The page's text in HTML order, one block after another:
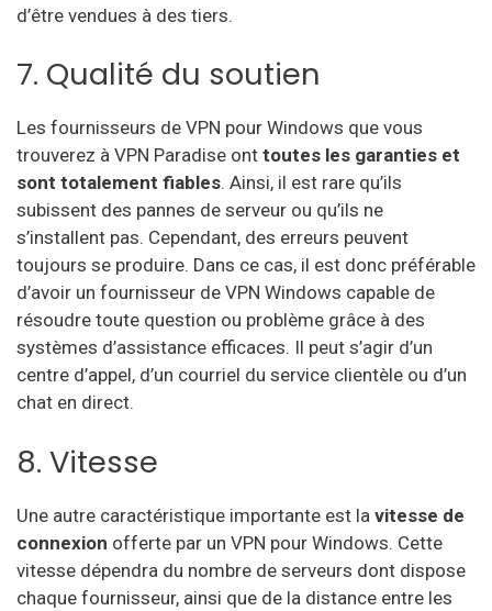
d’être vendues à des tiers.
7. Qualité du soutien
Les fournisseurs de VPN pour Windows que vous
trouverez à VPN Paradise ont toutes les garanties et
sont totalement fiables. Ainsi, il est rare qu’ils
subissent des pannes de serveur ou qu’ils ne
s’installent pas. Cependant, des erreurs peuvent
toujours se produire. Dans ce cas, il est donc préférable
d’avoir un fournisseur de VPN Windows capable de
résoudre toute question ou problème grâce à des
systèmes d’assistance efficaces. Il peut s’agir d’un
centre d’appel, d’un courriel du service clientèle ou d’un
chat en direct.
8. Vitesse
Une autre caractéristique importante est la vitesse de
connexion offerte par un VPN pour Windows. Cette
vitesse dépendra du nombre de serveurs dont dispose
chaque fournisseur, ainsi que de la distance entre les